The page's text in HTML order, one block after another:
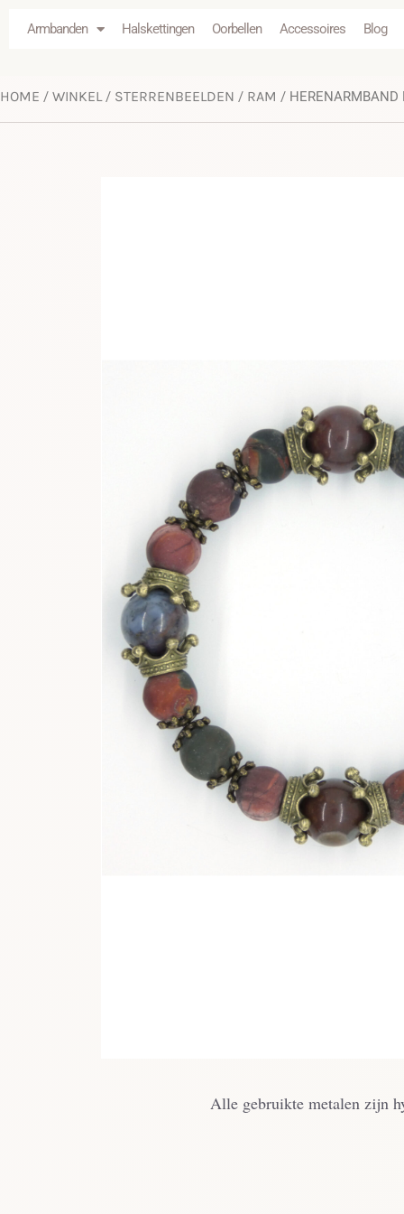
Armbanden Halskettingen Oorbellen Accessoires Blog
HOME / WINKEL/ STERRENBEELDEN / RAM / HERENARMBAND
Alle gebruikte metalen zijn